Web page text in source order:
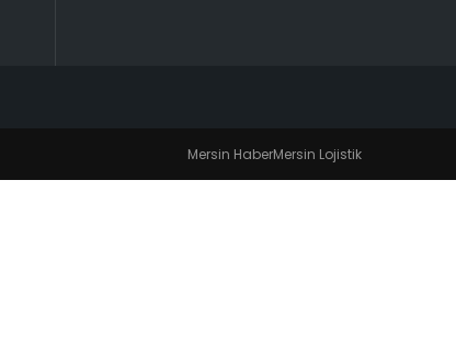
Mersin HaberMersin Lojistik